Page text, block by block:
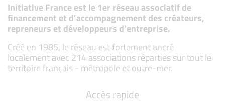
Initiative France est le 1er réseau associatif de
financement et d’accompagnement des créateurs,
repreneurs et développeurs d’entreprise.
Créé en 1985, le réseau est fortement ancré
localement avec 214 associations réparties sur tout le
territoire français - métropole et outre-mer.
Accès rapide